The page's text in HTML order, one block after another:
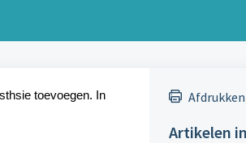
toevoegen. In
Afdrukken
Artikelen